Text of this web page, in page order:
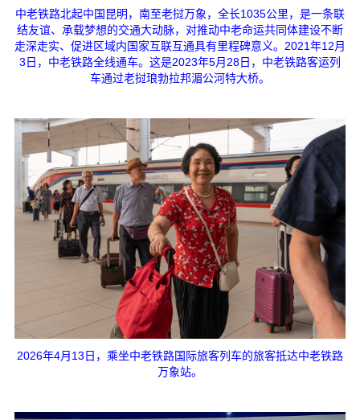
中老铁路北起中国昆明，南至老挝万象，全长1035公里，是一条联
结友谊、承载梦想的交通大动脉，对推动中老命运共同体建设不断
走深走实、促进区域内国家互联互通具有里程碑意义。2021年12月
3日，中老铁路全线通车。这是2023年5月28日，中老铁路客运列
车通过老挝琅勃拉邦湄公河特大桥。
2026年4月13日，乘坐中老铁路国际旅客列车的旅客抵达中老铁路
万象站。